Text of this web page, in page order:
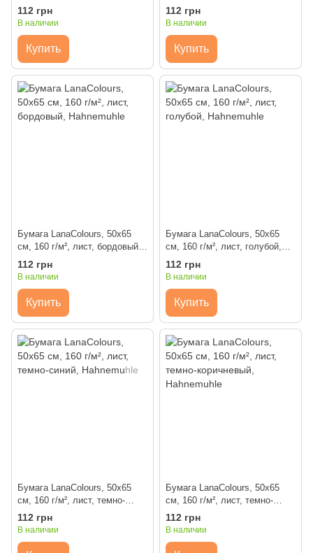
Hahnemuhle
112 грн
В наличии
Купить
Hahnemuhle
112 грн
В наличии
Купить
Бумага LanaColours, 50x65
см, 160 г/м², лист, бордовый,
Hahnemuhle
112 грн
В наличии
Купить
Бумага LanaColours, 50x65
см, 160 г/м², лист, голубой,
Hahnemuhle
112 грн
В наличии
Купить
Бумага LanaColours, 50x65
см, 160 г/м², лист, темно-
синий, Hahnemuhle
112 грн
В наличии
Бумага LanaColours, 50x65
см, 160 г/м², лист, темно-
коричневый, Hahnemuhle
112 грн
В наличии